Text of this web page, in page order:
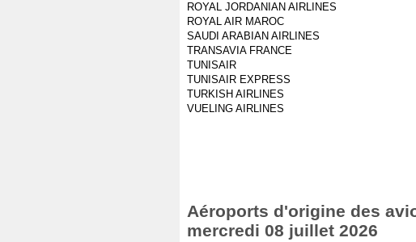
ROYAL JORDANIAN AIRLINES
ROYAL AIR MAROC
SAUDI ARABIAN AIRLINES
TRANSAVIA FRANCE
TUNISAIR
TUNISAIR EXPRESS
TURKISH AIRLINES
VUELING AIRLINES
Aéroports d'origine des
mercredi 08 juillet 2026